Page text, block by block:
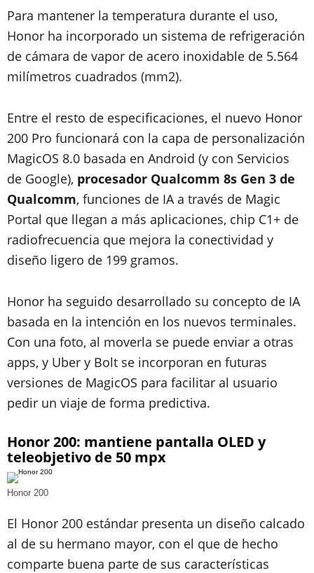
Para mantener la temperatura durante el uso,
Honor ha incorporado un sistema de refrigeración
de cámara de vapor de acero inoxidable de 5.564
milímetros cuadrados (mm2).
Entre el resto de especificaciones, el nuevo Honor
200 Pro funcionará con la capa de personalización
MagicOS 8.0 basada en Android (y con Servicios
de Google), procesador Qualcomm 8s Gen 3 de
Qualcomm, funciones de IA a través de Magic
Portal que llegan a más aplicaciones, chip C1+ de
radiofrecuencia que mejora la conectividad y
diseño ligero de 199 gramos.
Honor ha seguido desarrollado su concepto de IA
basada en la intención en los nuevos terminales.
Con una foto, al moverla se puede enviar a otras
apps, y Uber y Bolt se incorporan en futuras
versiones de MagicOS para facilitar al usuario
pedir un viaje de forma predictiva.
Honor 200: mantiene pantalla OLED y
teleobjetivo de 50 mpx
Honor 200
El Honor 200 estándar presenta un diseño calcado
al de su hermano mayor, con el que de hecho
comparte buena parte de sus características